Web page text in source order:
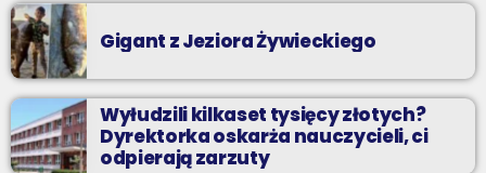
Gigant z Jeziora Żywieckiego
Wyłudzili kilkaset tysięcy złotych?
Dyrektorka oskarża nauczycieli, ci
odpierają zarzuty